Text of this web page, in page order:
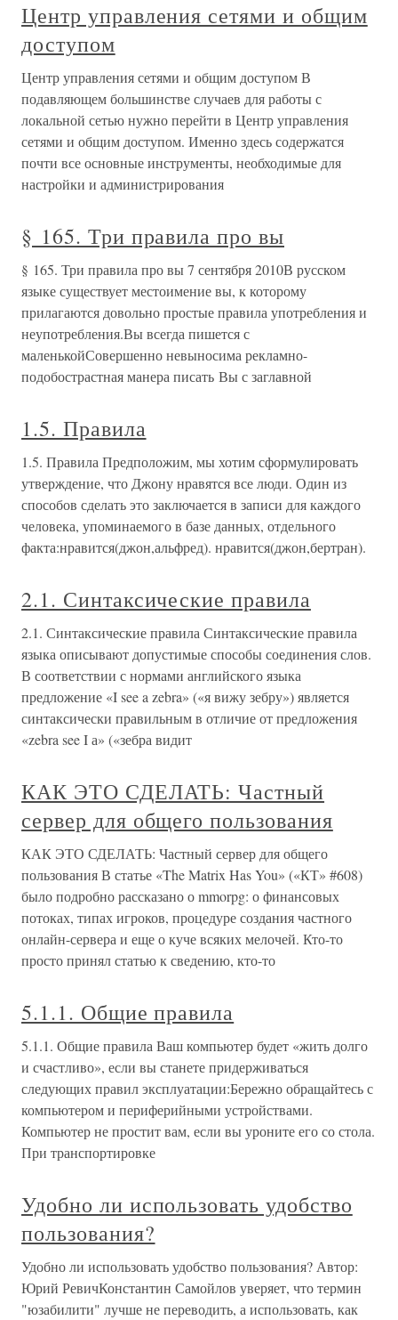
Центр управления сетями и общим
доступом
Центр управления сетями и общим доступом В
подавляющем большинстве случаев для работы с
локальной сетью нужно перейти в Центр управления
сетями и общим доступом. Именно здесь содержатся
почти все основные инструменты, необходимые для
настройки и администрирования
§ 165. Три правила про вы
§ 165. Три правила про вы 7 сентября 2010В русском
языке существует местоимение вы, к которому
прилагаются довольно простые правила употребления и
неупотребления.Вы всегда пишется с
маленькойСовершенно невыносима рекламно-
подобострастная манера писать Вы с заглавной
1.5. Правила
1.5. Правила Предположим, мы хотим сформулировать
утверждение, что Джону нравятся все люди. Один из
способов сделать это заключается в записи для каждого
человека, упоминаемого в базе данных, отдельного
факта:нравится(джон,альфред). нравится(джон,бертран).
2.1. Синтаксические правила
2.1. Синтаксические правила Синтаксические правила
языка описывают допустимые способы соединения слов.
В соответствии с нормами английского языка
предложение «I see a zebra» («я вижу зебру») является
синтаксически правильным в отличие от предложения
«zebra see I а» («зебра видит
КАК ЭТО СДЕЛАТЬ: Частный
сервер для общего пользования
КАК ЭТО СДЕЛАТЬ: Частный сервер для общего
пользования В статье «The Matrix Has You» («КТ» #608)
было подробно рассказано о mmorpg: о финансовых
потоках, типах игроков, процедуре создания частного
онлайн-сервера и еще о куче всяких мелочей. Кто-то
просто принял статью к сведению, кто-то
5.1.1. Общие правила
5.1.1. Общие правила Ваш компьютер будет «жить долго
и счастливо», если вы станете придерживаться
следующих правил эксплуатации:Бережно обращайтесь с
компьютером и периферийными устройствами.
Компьютер не простит вам, если вы уроните его со стола.
При транспортировке
Удобно ли использовать удобство
пользования?
Удобно ли использовать удобство пользования? Автор:
Юрий РевичКонстантин Самойлов уверяет, что термин
"юзабилити" лучше не переводить, а использовать, как